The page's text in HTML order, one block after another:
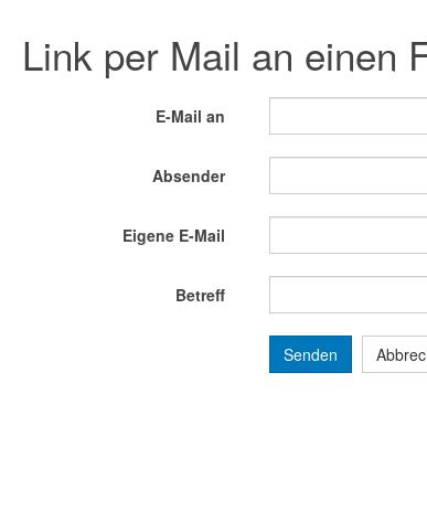
Link per Mail an einen
E-Mail an
Absender
Eigene E-Mail
Betreff
Senden